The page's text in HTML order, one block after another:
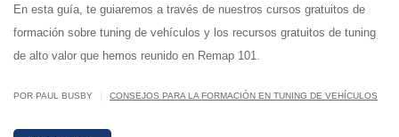
En esta guía, te guiaremos a través de nuestros cursos gratuitos de
formación sobre tuning de vehículos y los recursos gratuitos de tuning
de alto valor que hemos reunido en Remap 101.
POR PAUL BUSBY CONSEJOS PARA LA FORMACIÓN EN TUNING DE VEHÍCULOS